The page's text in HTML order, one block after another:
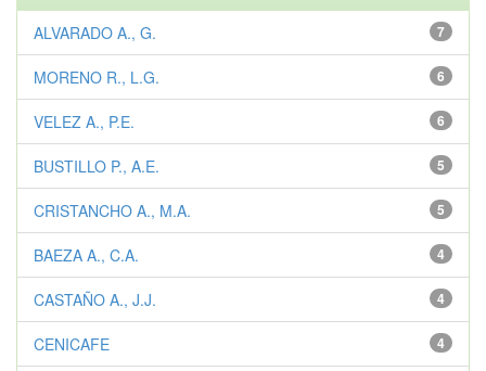
7
ALVARADO A., G.
6
MORENO R., L.G.
6
VELEZ A., P.E.
5
BUSTILLO P., A.E.
5
CRISTANCHO A., M.A.
4
BAEZA A., C.A.
4
CASTAÑO A., J.J.
4
CENICAFE